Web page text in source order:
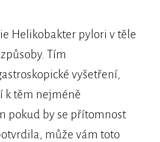
Helikobakter pylori v těle
Tím
vyšetření,
k těm nejméně
pokud by se přítomnost
může vám toto